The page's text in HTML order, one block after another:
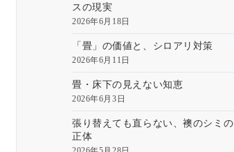
スの現実
2026年6月18日
「畳」の価値と、シロアリ対策
2026年6月11日
畳・床下の見えない知恵
2026年6月3日
張り替えても直らない、襖のシミの
正体